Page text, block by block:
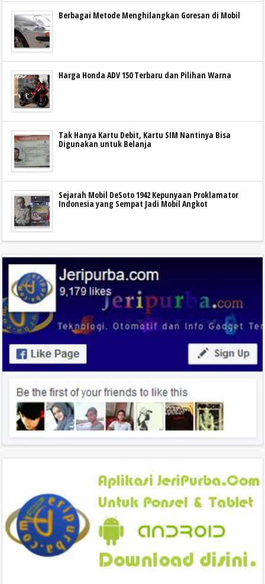
Berbagai Metode Menghilangkan Goresan di Mobil
Harga Honda ADV 150 Terbaru dan Pilihan Warna
Tak Hanya Kartu Debit, Kartu SIM Nantinya Bisa
Digunakan untuk Belanja
Sejarah Mobil DeSoto 1942 Kepunyaan Proklamator
Indonesia yang Sempat Jadi Mobil Angkot